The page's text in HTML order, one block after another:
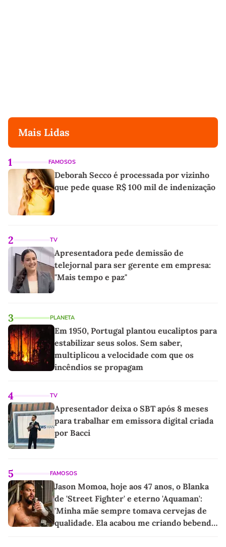
Mais Lidas
1 FAMOSOS
Deborah Secco é processada por vizinho
que pede quase R$ 100 mil de indenização
2 TV
Apresentadora pede demissão de
telejornal para ser gerente em empresa:
"Mais tempo e paz"
3 PLANETA
Em 1950, Portugal plantou eucaliptos para
estabilizar seus solos. Sem saber,
multiplicou a velocidade com que os
incêndios se propagam
4 TV
Apresentador deixa o SBT após 8 meses
para trabalhar em emissora digital criada
por Bacci
5 FAMOSOS
Jason Momoa, hoje aos 47 anos, o Blanka
de 'Street Fighter' e eterno 'Aquaman':
'Minha mãe sempre tomava cervejas de
qualidade. Ela acabou me criando bebendo